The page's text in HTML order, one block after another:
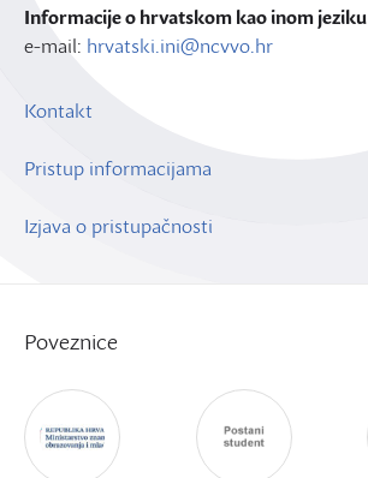
Informacije o hrvatskom kao inom jeziku
e-mail: hrvatski.ini@ncvvo.hr
Kontakt
Pristup informacijama
Izjava o pristupačnosti
Poveznice